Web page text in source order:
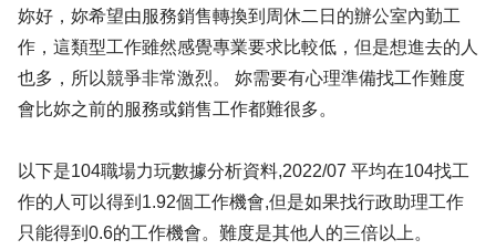
妳好，妳希望由服務銷售轉換到周休二日的辦公室內勤工
作，這類型工作雖然感覺專業要求比較低，但是想進去的人
也多，所以競爭非常激烈。 妳需要有心理準備找工作難度
會比妳之前的服務或銷售工作都難很多。
以下是104職場力玩數據分析資料,2022/07 平均在104找工
作的人可以得到1.92個工作機會,但是如果找行政助理工作
只能得到0.6的工作機會。難度是其他人的三倍以上。